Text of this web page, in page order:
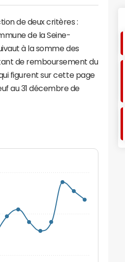
de deux critères :
de la Seine-
à la somme des
de remboursement du
figurent sur cette page
au 31 décembre de